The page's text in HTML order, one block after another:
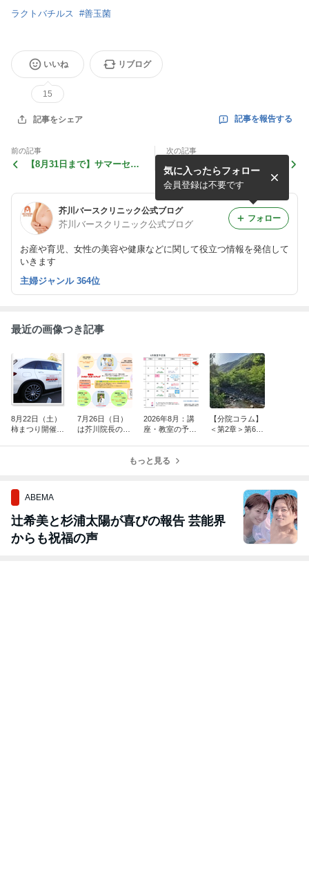
ラクトバチルス #善玉菌
いいね
15
リブログ
記事をシェア 記事を報告する
前の記事
【8月31日まで】サマーセー
次の記事
2021年8月：講座・教室の予
定表
芥川バースクリニック公式ブログ
芥川バースクリニック公式ブログ
お産や育児、女性の美容や健康などに関して役立つ情報を発信して
いきます
気に入ったらフォロー
会員登録は不要です
フォロー
主婦ジャンル 364位
最近の画像つき記事
8月22日（土）
柿まつり開催に
7月26日（日）
は芥川院長の安
2026年8月：講
座・教室の予定
【分院コラム】
＜第2章＞第6回
もっと見る
ABEMA
辻希美と杉浦太陽が喜びの報告 芸能界
からも祝福の声